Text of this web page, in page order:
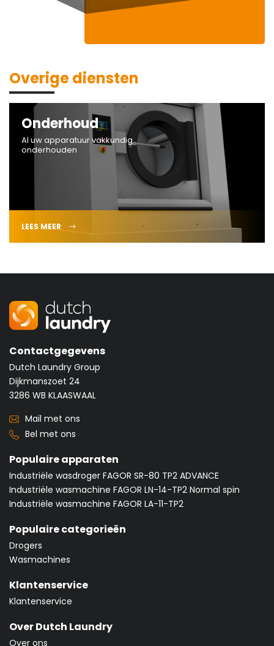
Overige diensten
Onderhoud
Al uw apparatuur vakkundig
onderhouden
LEES MEER
Contactgegevens
Dutch Laundry Group
Dijkmanszoet 24
3286 WB KLAASWAAL
Mail met ons
Bel met ons
Populaire apparaten
Industriële wasdroger FAGOR SR-80 TP2 ADVANCE
Industriële wasmachine FAGOR LN-14-TP2 Normal spin
Industriële wasmachine FAGOR LA-11-TP2
Populaire categorieën
Drogers
Wasmachines
Klantenservice
Klantenservice
Over Dutch Laundry
Over ons